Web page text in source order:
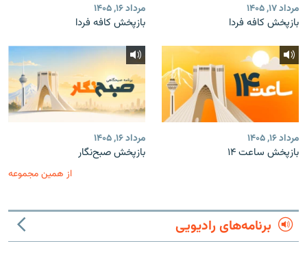
مرداد ۱۷, ۱۴۰۵
بازپخش کافه فردا
مرداد ۱۶, ۱۴۰۵
بازپخش کافه فردا
مرداد ۱۶, ۱۴۰۵
بازپخش ساعت ۱۴
مرداد ۱۶, ۱۴۰۵
بازپخش صبح‌نگار
از همین مجموعه
برنامه‌های رادیویی